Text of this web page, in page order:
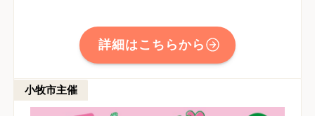
詳細はこちらから
小牧市主催